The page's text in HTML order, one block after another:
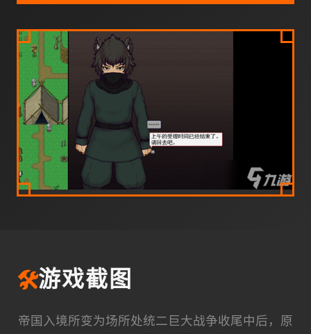
🛠️游戏截图
帝国入境所变为场所处统二巨大战争收尾中后，原